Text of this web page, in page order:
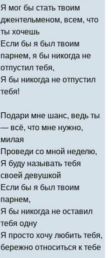
Я мог бы стать твоим
джентельменом, всем, что
ты хочешь
Если бы я был твоим
парнем, я бы никогда не
отпустил тебя,
Я бы никогда не отпустил
тебя!
Подари мне шанс, ведь ты
— всё, что мне нужно,
милая
Проведи со мной неделю,
Я буду называть тебя
своей девушкой
Если бы я был твоим
парнем,
Я бы никогда не оставил
тебя одну
Я просто хочу любить тебя,
бережно относиться к тебе